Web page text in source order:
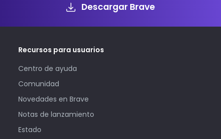
Descargar Brave
Recursos para usuarios
Centro de ayuda
Comunidad
Novedades en Brave
Notas de lanzamiento
Estado